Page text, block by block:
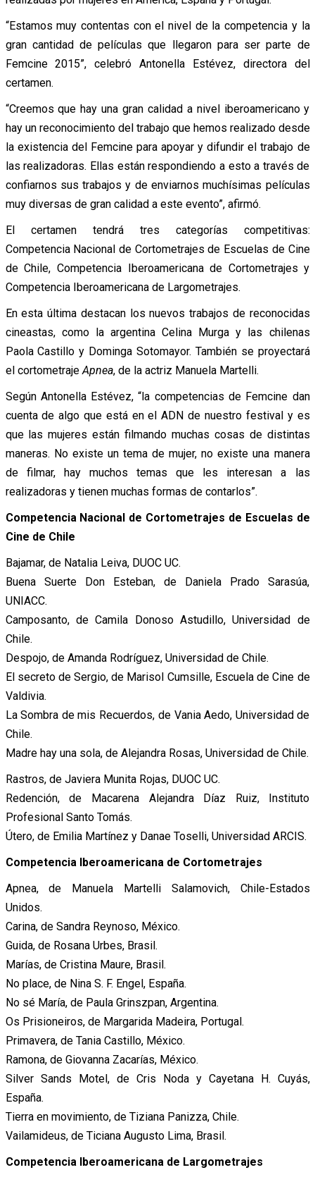
“Estamos muy contentas con el nivel de la competencia y la
gran cantidad de películas que llegaron para ser parte de
Femcine 2015”, celebró Antonella Estévez, directora del
certamen.
“Creemos que hay una gran calidad a nivel iberoamericano y
hay un reconocimiento del trabajo que hemos realizado desde
la existencia del Femcine para apoyar y difundir el trabajo de
las realizadoras. Ellas están respondiendo a esto a través de
confiarnos sus trabajos y de enviarnos muchísimas películas
muy diversas de gran calidad a este evento”, afirmó.
El certamen tendrá tres categorías competitivas:
Competencia Nacional de Cortometrajes de Escuelas de Cine
de Chile, Competencia Iberoamericana de Cortometrajes y
Competencia Iberoamericana de Largometrajes.
En esta última destacan los nuevos trabajos de reconocidas
cineastas, como la argentina Celina Murga y las chilenas
Paola Castillo y Dominga Sotomayor. También se proyectará
el cortometraje Apnea, de la actriz Manuela Martelli.
Según Antonella Estévez, “la competencias de Femcine dan
cuenta de algo que está en el ADN de nuestro festival y es
que las mujeres están filmando muchas cosas de distintas
maneras. No existe un tema de mujer, no existe una manera
de filmar, hay muchos temas que les interesan a las
realizadoras y tienen muchas formas de contarlos”.
Competencia Nacional de Cortometrajes de Escuelas de
Cine de Chile
Bajamar, de Natalia Leiva, DUOC UC.
Buena Suerte Don Esteban, de Daniela Prado Sarasúa,
UNIACC.
Camposanto, de Camila Donoso Astudillo, Universidad de
Chile.
Despojo, de Amanda Rodríguez, Universidad de Chile.
El secreto de Sergio, de Marisol Cumsille, Escuela de Cine de
Valdivia.
La Sombra de mis Recuerdos, de Vania Aedo, Universidad de
Chile.
Madre hay una sola, de Alejandra Rosas, Universidad de Chile.
Rastros, de Javiera Munita Rojas, DUOC UC.
Redención, de Macarena Alejandra Díaz Ruiz, Instituto
Profesional Santo Tomás.
Útero, de Emilia Martínez y Danae Toselli, Universidad ARCIS.
Competencia Iberoamericana de Cortometrajes
Apnea, de Manuela Martelli Salamovich, Chile-Estados
Unidos.
Carina, de Sandra Reynoso, México.
Guida, de Rosana Urbes, Brasil.
Marías, de Cristina Maure, Brasil.
No place, de Nina S. F. Engel, España.
No sé María, de Paula Grinszpan, Argentina.
Os Prisioneiros, de Margarida Madeira, Portugal.
Primavera, de Tania Castillo, México.
Ramona, de Giovanna Zacarías, México.
Silver Sands Motel, de Cris Noda y Cayetana H. Cuyás,
España.
Tierra en movimiento, de Tiziana Panizza, Chile.
Vailamideus, de Ticiana Augusto Lima, Brasil.
Competencia Iberoamericana de Largometrajes